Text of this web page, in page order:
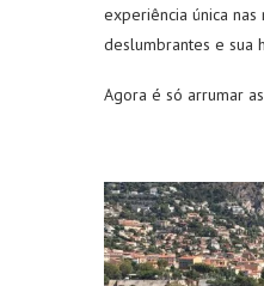
experiência única
deslumbrantes e sua
Agora é só arrumar